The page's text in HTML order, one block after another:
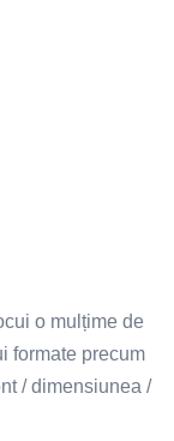
o mulțime de
formate precum
/ dimensiunea /